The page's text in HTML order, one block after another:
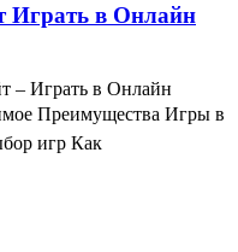
Играть в Онлайн
– Играть в Онлайн
Преимущества Игры в
игр Как